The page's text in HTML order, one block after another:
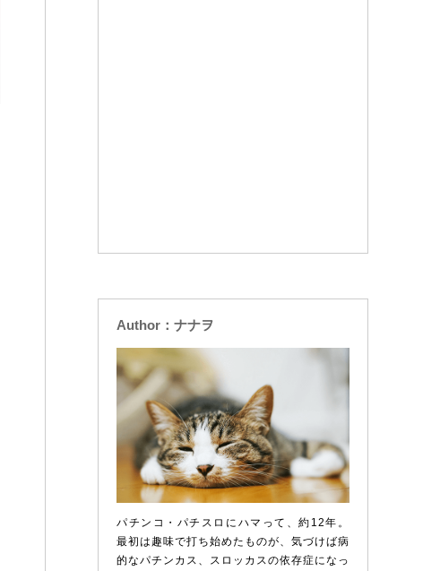
Author：ナナヲ
パチンコ・パチスロにハマって、約12年。
最初は趣味で打ち始めたものが、気づけば病
的なパチンカス、スロッカスの依存症になっ